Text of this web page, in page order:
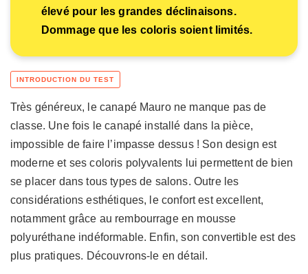
élevé pour les grandes déclinaisons.
Dommage que les coloris soient limités.
Très généreux, le canapé Mauro ne manque pas de
classe. Une fois le canapé installé dans la pièce,
impossible de faire l’impasse dessus ! Son design est
moderne et ses coloris polyvalents lui permettent de bien
se placer dans tous types de salons. Outre les
considérations esthétiques, le confort est excellent,
notamment grâce au rembourrage en mousse
polyuréthane indéformable. Enfin, son convertible est des
plus pratiques. Découvrons-le en détail.